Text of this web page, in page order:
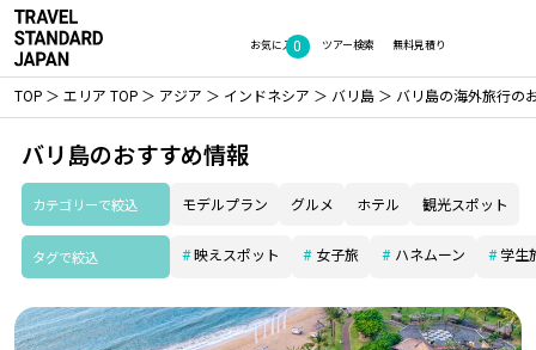
お気に入り
0 無料見積り
ツアー検索
TOP エリア TOP アジア インドネシア バリ島 バリ島の海外旅行の
バリ島のおすすめ情報
カテゴリーで絞込 モデルプラン グルメ ホテル 観光スポット
タグで絞込 映えスポット 女子旅 ハネムーン 学生